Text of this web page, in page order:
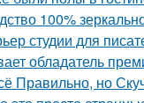
100%
студии для
обладатель
Правильно, но